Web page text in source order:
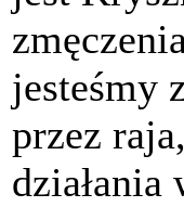
jesteśmy
przez
działania